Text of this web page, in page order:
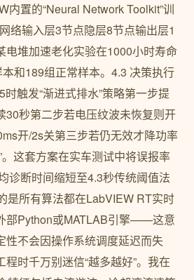
内置的“Neural Network Toolkit”训
络输入层3节点隐层8节点输出层1
电堆加速老化实验在1000小时寿命
和189组正常样本。4.3 决策执行
触发“渐进式排水”策略第一步提
30秒第二步若电压纹波未恢复则开
开/2s关第三步若仍无效才降功率
。这套方案在实车测试中将误报率
诊断时间缩短至4.3秒传统阈值法
是所有算法都在LabVIEW RT实时
部Python或MATLAB引擎——这意
性不会因操作系统调度延迟而失
时千万别迷信“越多越好”。我在